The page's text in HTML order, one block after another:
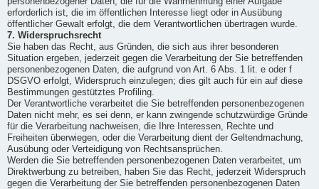
erforderlich ist, die im öffentlichen Interesse liegt oder in Ausübung
öffentlicher Gewalt erfolgt, die dem Verantwortlichen übertragen wurde.
7. Widerspruchsrecht
Sie haben das Recht, aus Gründen, die sich aus ihrer besonderen
Situation ergeben, jederzeit gegen die Verarbeitung der Sie betreffenden
personenbezogenen Daten, die aufgrund von Art. 6 Abs. 1 lit. e oder f
DSGVO erfolgt, Widerspruch einzulegen; dies gilt auch für ein auf diese
Bestimmungen gestütztes Profiling.
Der Verantwortliche verarbeitet die Sie betreffenden personenbezogenen
Daten nicht mehr, es sei denn, er kann zwingende schutzwürdige Gründe
für die Verarbeitung nachweisen, die Ihre Interessen, Rechte und
Freiheiten überwiegen, oder die Verarbeitung dient der Geltendmachung,
Ausübung oder Verteidigung von Rechtsansprüchen.
Werden die Sie betreffenden personenbezogenen Daten verarbeitet, um
Direktwerbung zu betreiben, haben Sie das Recht, jederzeit Widerspruch
gegen die Verarbeitung der Sie betreffenden personenbezogenen Daten